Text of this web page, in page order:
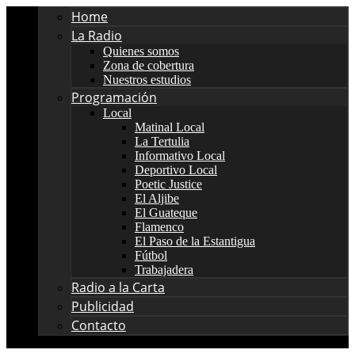
Home
La Radio
Quienes somos
Zona de cobertura
Nuestros estudios
Programación
Local
Matinal Local
La Tertulia
Informativo Local
Deportivo Local
Poetic Justice
El Aljibe
El Guateque
Flamenco
El Paso de la Estantigua
Fútbol
Trabajadera
Radio a la Carta
Publicidad
Contacto